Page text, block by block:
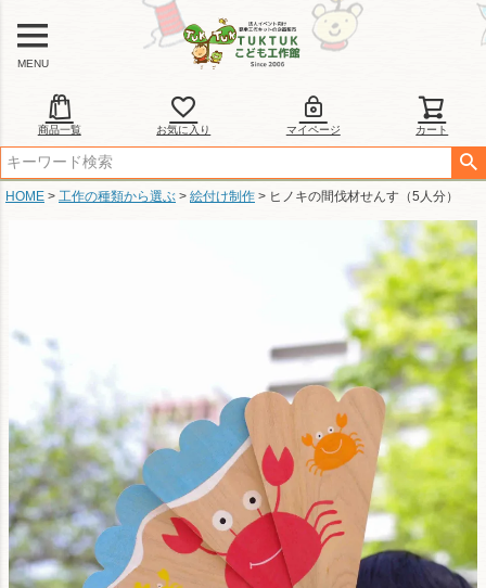
MENU
商品一覧 お気に入り マイページ カート
HOME 工作の種類から選ぶ 絵付け制作 ヒノキの間伐材せんす（5人分）